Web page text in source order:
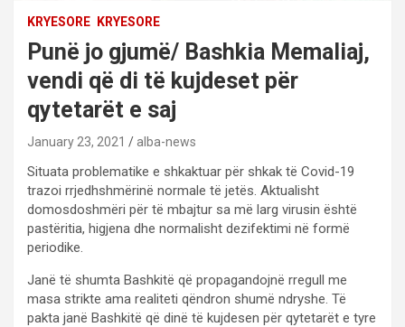
KRYESORE KRYESORE
Punë jo gjumë/ Bashkia Memaliaj,
vendi që di të kujdeset për
qytetarët e saj
January 23, 2021 alba-news
Situata problematike e shkaktuar për shkak të Covid-19
trazoi rrjedhshmërinë normale të jetës. Aktualisht
domosdoshmëri për të mbajtur sa më larg virusin është
pastëritia, higjena dhe normalisht dezifektimi në formë
periodike.
Janë të shumta Bashkitë që propagandojnë rregull me
masa strikte ama realiteti qëndron shumë ndryshe. Të
pakta janë Bashkitë që dinë të kujdesen për qytetarët e tyre